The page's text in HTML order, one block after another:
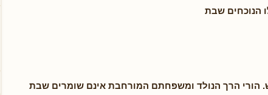
הנוכחים שבת
הורי הרך הנולד ומשפחתם המורחבת אינם שומרים שבת